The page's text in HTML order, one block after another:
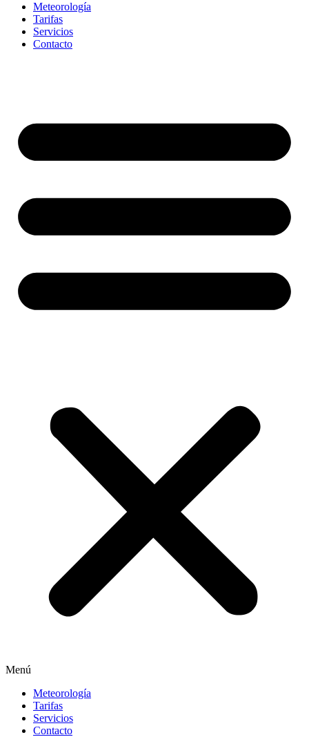
Meteorología
Tarifas
Servicios
Contacto
Menú
Meteorología
Tarifas
Servicios
Contacto